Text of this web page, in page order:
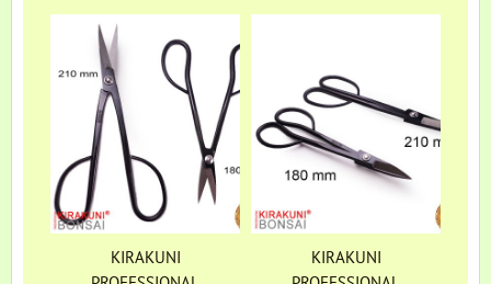
KIRAKUNI
KIRAKUNI